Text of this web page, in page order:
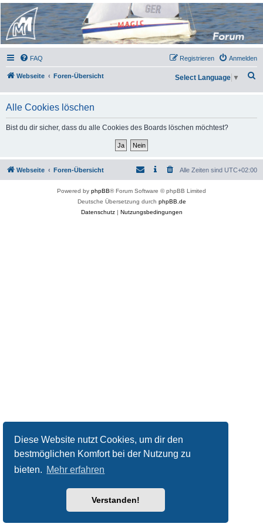
Diese Website nutzt Cookies, um dir den
bestmöglichen Komfort bei der Nutzung zu
bieten. Mehr erfahren
Verstanden!
Micro Magic Forum
Deutschland
FAQ Anmelden
Registrieren
Webseite Foren-Übersicht
h
Select Language ▼
Alle Cookies löschen
Bist du dir sicher, dass du alle Cookies des Boards löschen möchtest?
Webseite Foren-Übersicht Alle Zeiten sind UTC+02:00
Powered by phpBB® Forum Software © phpBB Limited
Deutsche Übersetzung durch phpBB.de
Datenschutz| Nutzungsbedingungen